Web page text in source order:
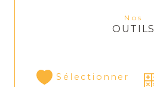
Nos
OUTILS
Sélectionner